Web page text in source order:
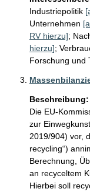
Industriepolitik
Unternehmen
RV hierzu];
hierzu];
Forschung und
Beschreibung:
Die EU-
zur
2019/904) vor,
recycling“)
Berechnung,
an recyceltem
Hierbei soll